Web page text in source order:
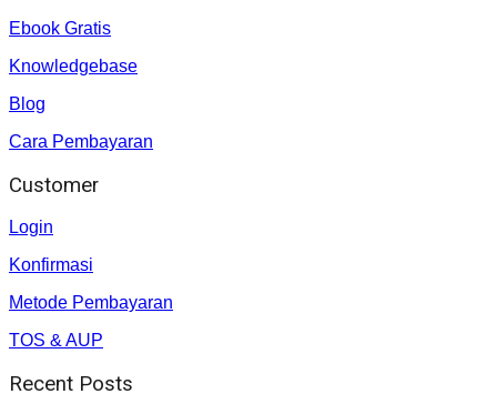
Ebook Gratis
Knowledgebase
Blog
Cara Pembayaran
Customer
Login
Konfirmasi
Metode Pembayaran
TOS & AUP
Recent Posts